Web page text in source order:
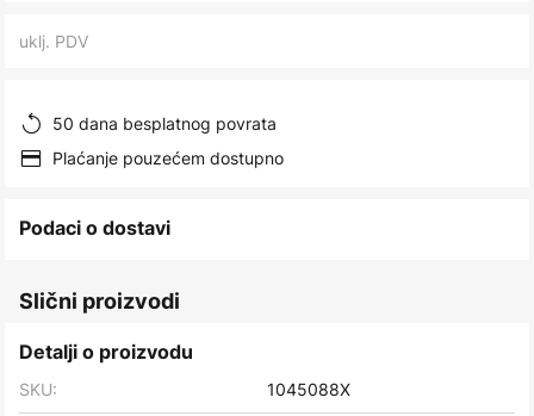
beginning
the
images
uklj. PDV
50 dana besplatnog povrata
Plaćanje pouzećem dostupno
Podaci o dostavi
Slični proizvodi
Detalji o proizvodu
SKU: 1045088X